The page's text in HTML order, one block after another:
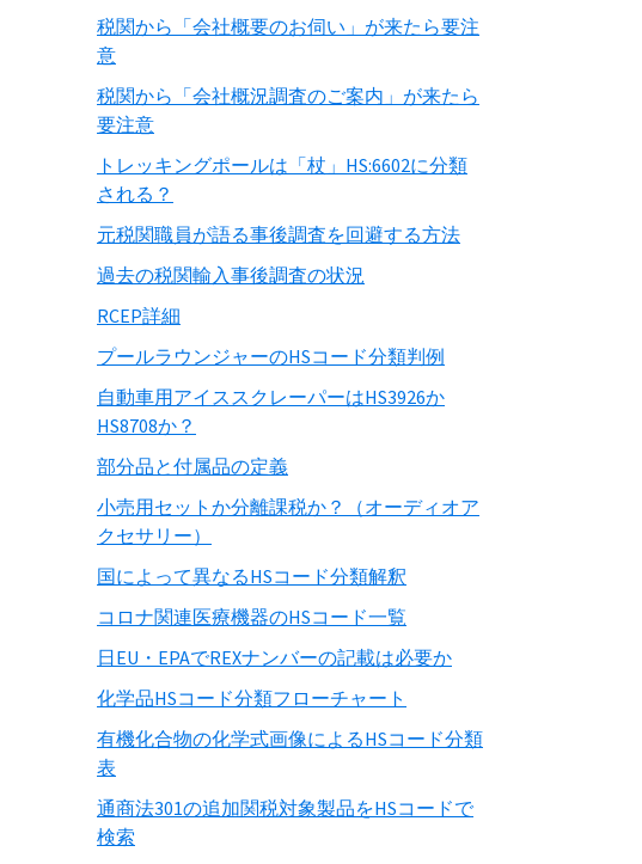
税関から「会社概要のお伺い」が来たら要注
意
税関から「会社概況調査のご案内」が来たら
要注意
トレッキングポールは「杖」HS:6602に分類
される？
元税関職員が語る事後調査を回避する方法
過去の税関輸入事後調査の状況
RCEP詳細
プールラウンジャーのHSコード分類判例
自動車用アイススクレーパーはHS3926か
HS8708か？
部分品と付属品の定義
小売用セットか分離課税か？（オーディオア
クセサリー）
国によって異なるHSコード分類解釈
コロナ関連医療機器のHSコード一覧
日EU・EPAでREXナンバーの記載は必要か
化学品HSコード分類フローチャート
有機化合物の化学式画像によるHSコード分類
表
通商法301の追加関税対象製品をHSコードで
検索